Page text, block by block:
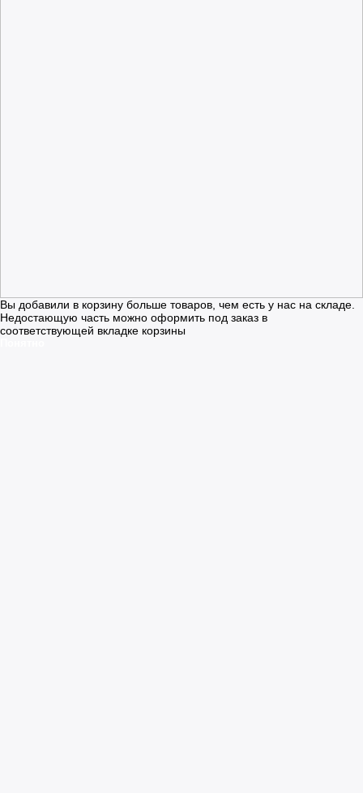
Вы добавили в корзину больше товаров, чем есть у нас на складе.
Недостающую часть можно оформить под заказ в
соответствующей вкладке корзины